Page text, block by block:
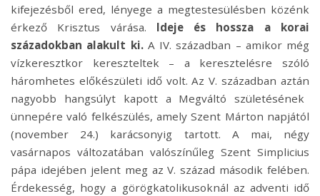
kifejezésből ered, lényege a megtestesülésben közénk
érkező Krisztus várása. Ideje és hossza a korai
századokban alakult ki. A IV. században – amikor még
vízkeresztkor kereszteltek – a keresztelésre szóló
háromhetes előkészületi idő volt. Az V. században aztán
nagyobb hangsúlyt kapott a Megváltó születésének
ünnepére való felkészülés,amelySzent Márton napjától
(november 24.) karácsonyig tartott. A mai, négy
vasárnapos változatában valószínűleg Szent Simplicius
pápa idejében jelent meg az V. század második felében.
Érdekesség, hogy a görögkatolikusoknál az adventi idő